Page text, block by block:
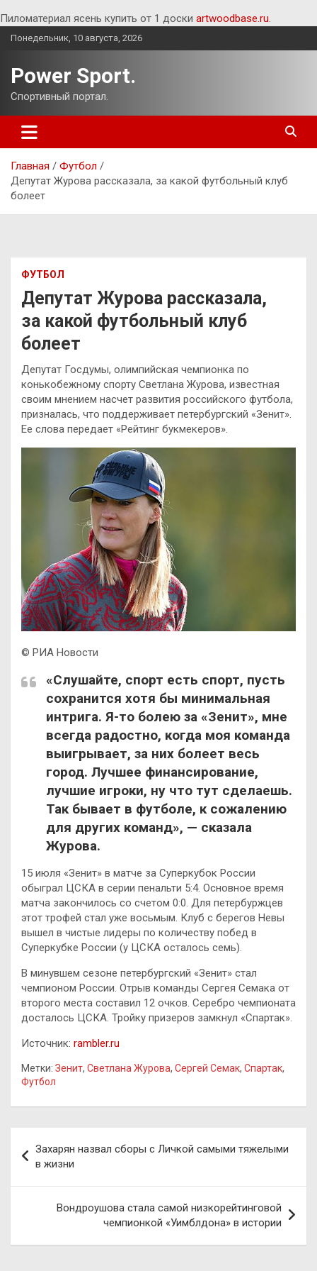
Пиломатериал ясень купить от 1 доски artwoodbase.ru.
Перейти
Понедельник, 10 августа, 2026
Power Sport.
Спортивный портал.
Главная
Футбол
Депутат Журова рассказала, за какой футбольный клуб
болеет
ФУТБОЛ
Депутат Журова рассказала,
за какой футбольный клуб
болеет
Депутат Госдумы, олимпийская чемпионка по
конькобежному спорту Светлана Журова, известная
своим мнением насчет развития российского футбола,
призналась, что поддерживает петербургский «Зенит».
Ее слова передает «Рейтинг букмекеров».
© РИА Новости
«Слушайте, спорт есть спорт, пусть
сохранится хотя бы минимальная
интрига. Я-то болею за «Зенит», мне
всегда радостно, когда моя команда
выигрывает, за них болеет весь
город. Лучшее финансирование,
лучшие игроки, ну что тут сделаешь.
Так бывает в футболе, к сожалению
для других команд», — сказала
Журова.
15 июля «Зенит» в матче за Суперкубок России
обыграл ЦСКА в серии пенальти 5:4. Основное время
матча закончилось со счетом 0:0. Для петербуржцев
этот трофей стал уже восьмым. Клуб с берегов Невы
вышел в чистые лидеры по количеству побед в
Суперкубке России (у ЦСКА осталось семь).
В минувшем сезоне петербургский «Зенит» стал
чемпионом России. Отрыв команды Сергея Семака от
второго места составил 12 очков. Серебро чемпионата
досталось ЦСКА. Тройку призеров замкнул «Спартак».
Источник: rambler.ru
Метки: Зенит, Светлана Журова, Сергей Семак, Спартак,
Футбол
по
записям
Захарян назвал сборы с Личкой самыми тяжелыми
в жизни
Вондроушова стала самой низкорейтинговой
чемпионкой «Уимблдона» в истории